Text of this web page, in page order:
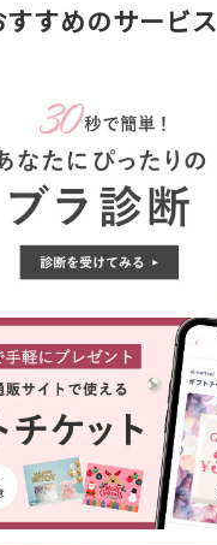
すすめのサービス